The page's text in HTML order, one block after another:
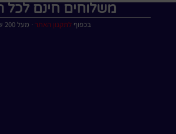
משלוחים חינם לכל
בכפוף לתקנון האתר ∙ מעל 200 ₪